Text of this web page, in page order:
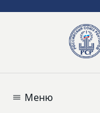
Меню